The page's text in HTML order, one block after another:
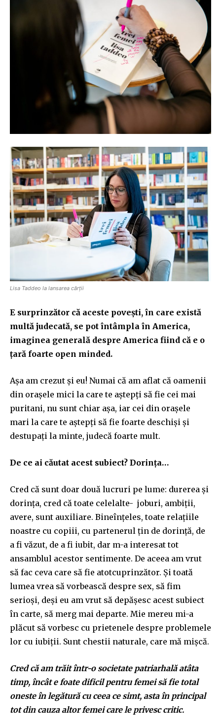
Lisa Taddeo la lansarea cărții
E surprinzător că aceste povești, în care există
multă judecată, se pot întâmpla în America,
imaginea generală despre America fiind că e o
țară foarte open minded.
Așa am crezut și eu! Numai că am aflat că oamenii
din orașele mici la care te aștepți să fie cei mai
puritani, nu sunt chiar așa, iar cei din orașele
mari la care te aștepți să fie foarte deschiși și
destupați la minte, judecă foarte mult.
De ce ai căutat acest subiect? Dorința…
Cred că sunt doar două lucruri pe lume: durerea și
dorința, cred că toate celelalte- joburi, ambiții,
avere, sunt auxiliare. Bineînțeles, toate relațiile
noastre cu copiii, cu partenerul țin de dorință, de
a fi văzut, de a fi iubit, dar m-a interesat tot
ansamblul acestor sentimente. De aceea am vrut
să fac ceva care să fie atotcuprinzător. Și toată
lumea vrea să vorbească despre sex, să fim
serioși, deși eu am vrut să depășesc acest subiect
în carte, să merg mai departe. Mie mereu mi-a
plăcut să vorbesc cu prietenele despre problemele
lor cu iubiții. Sunt chestii naturale, care mă mișcă.
Cred că am trăit într-o societate patriarhală atâta
timp, încât e foate dificil pentru femei să fie total
oneste în legătură cu ceea ce simt, asta în principal
tot din cauza altor femei care le privesc critic.